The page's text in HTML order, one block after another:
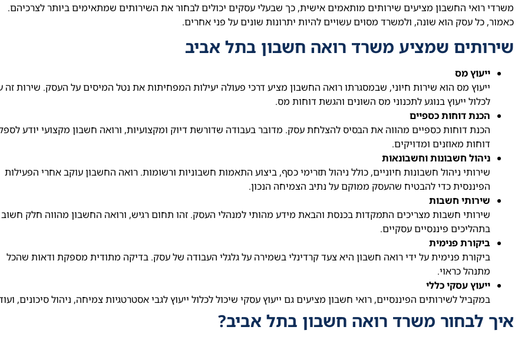
משרדי רואי החשבון מציעים שירותים מותאמים אישית, כך שבעלי עסקים יכולים לבחור את השירותים שמתאימים ביותר לצרכיהם.
כאמור, כל עסק הוא שונה, ולמשרד מסוים עשויים להיות יתרונות שונים על פני אחרים.
שירותים שמציע משרד רואה חשבון בתל אביב
ייעוץ מס
ייעוץ מס הוא שירות חיוני, שבמסגרתו רואה החשבון מציע דרכי פעולה יעילות המפחיתות את נטל המיסים על העסק. שירות זה
לכלול ייעוץ בנוגע לתכנוני מס השונים והגשת דוחות מס.
הכנת דוחות כספיים
הכנת דוחות כספיים מהווה את הבסיס להצלחת עסק. מדובר בעבודה שדורשת דיוק ומקצועיות, ורואה חשבון מקצועי יודע
דוחות מאוזנים ומדויקים.
ניהול חשבונות וחשבונאות
שירותי ניהול חשבונות חיוניים, כולל ניהול תזרימי כסף, ביצוע התאמות חשבוניות ורשומות. רואה החשבון עוקב אחרי הפעילות
הפיננסית כדי להבטיח שהעסק ממוקם על נתיב הצמיחה הנכון.
שירותי חשבות
שירותי חשבות מצריכים התמקדות בכנסת והבאת מידע מהותי למנהלי העסק. זהו תחום רגיש, ורואה החשבון מהווה חלק חשוב
בתהליכים פיננסיים עסקיים.
ביקורת פנימית
ביקורת פנימית על ידי רואה חשבון היא צעד קרדינלי בשמירה על גלגלי העבודה של עסק. בדיקה מתודית מספקת ודאות שהכל
מתנהל כראוי.
ייעוץ עסקי כללי
במקביל לשירותים הפיננסיים, רואי חשבון מציעים גם ייעוץ עסקי שיכול לכלול ייעוץ לגבי אסטרטגיות צמיחה, ניהול סיכונים,
איך לבחור משרד רואה חשבון בתל אביב?